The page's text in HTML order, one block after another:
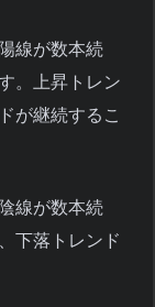
線が数本続
。上昇トレン
が継続するこ
線が数本続
下落トレンド